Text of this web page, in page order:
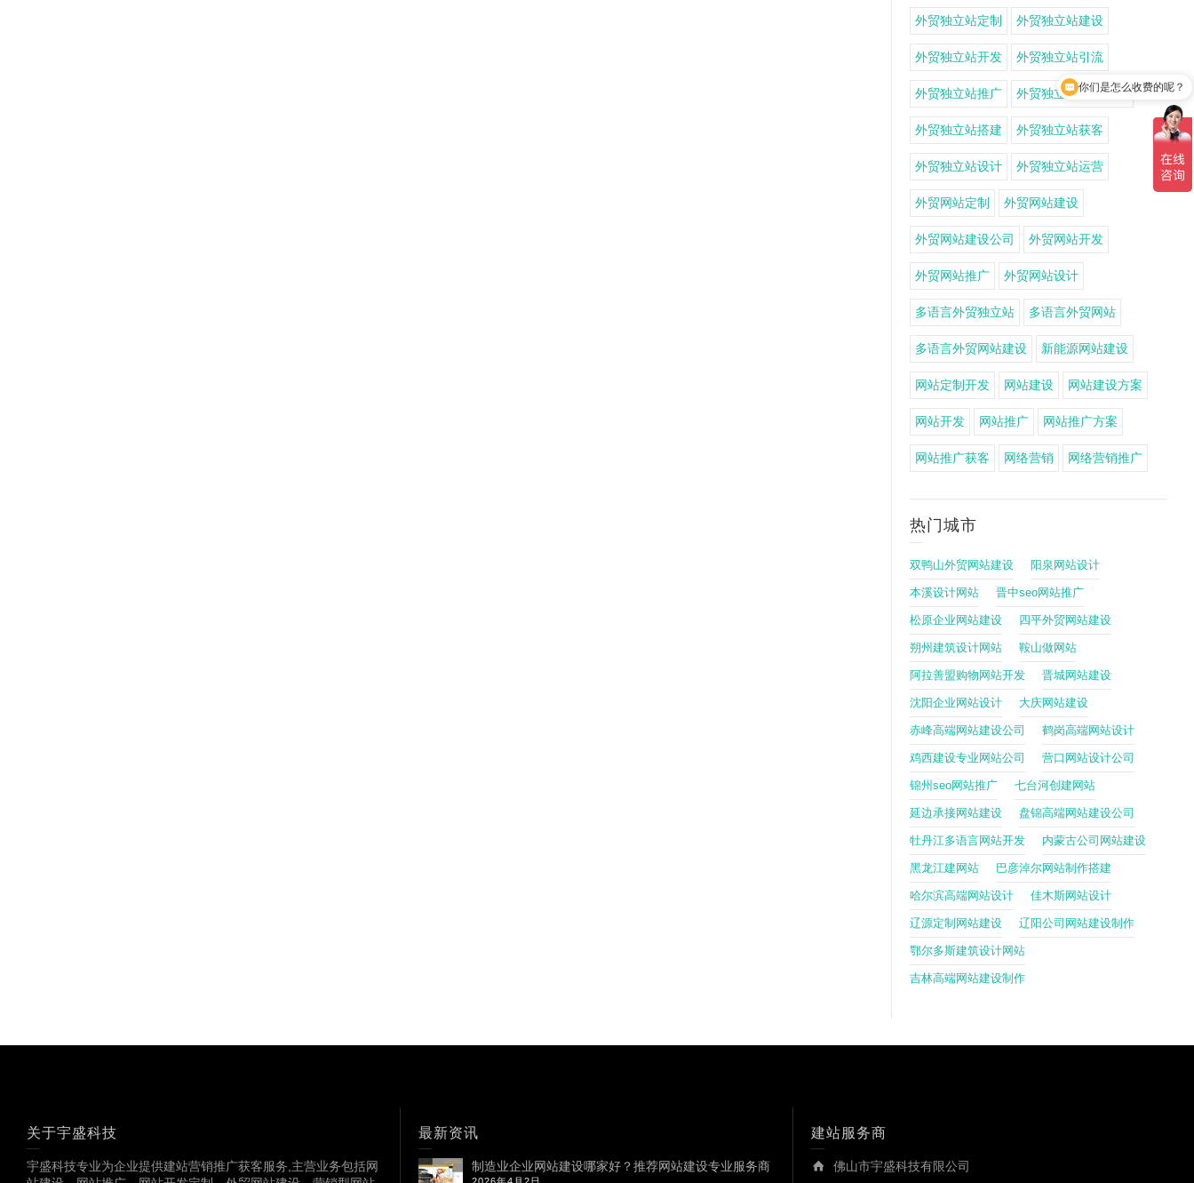
外贸独立站定制 外贸独立站建设
外贸独立站开发 外贸独立站引流
外贸独立站推广 外贸独立站推广方案
外贸独立站搭建 外贸独立站获客
外贸独立站设计 外贸独立站运营
外贸网站定制 外贸网站建设
外贸网站建设公司 外贸网站开发
外贸网站推广 外贸网站设计
多语言外贸独立站 多语言外贸网站
多语言外贸网站建设 新能源网站建设
网站定制开发 网站建设 网站建设方案
网站开发 网站推广 网站推广方案
网站推广获客 网络营销 网络营销推广
热门城市
双鸭山外贸网站建设 阳泉网站设计
本溪设计网站 晋中seo网站推广
松原企业网站建设 四平外贸网站建设
朔州建筑设计网站 鞍山做网站
阿拉善盟购物网站开发 晋城网站建设
沈阳企业网站设计 大庆网站建设
赤峰高端网站建设公司 鹤岗高端网站设计
鸡西建设专业网站公司 营口网站设计公司
锦州seo网站推广 七台河创建网站
延边承接网站建设 盘锦高端网站建设公司
牡丹江多语言网站开发 内蒙古公司网站建设
黑龙江建网站 巴彦淖尔网站制作搭建
哈尔滨高端网站设计 佳木斯网站设计
辽源定制网站建设 辽阳公司网站建设制作
鄂尔多斯建筑设计网站
吉林高端网站建设制作
关于宇盛科技
宇盛科技专业为企业提供建站营销推广获客服务,主营业务包括网
最新资讯
制造业企业网站建设哪家好？推荐网站建设专业服务商
建站服务商
佛山市宇盛科技有限公司
你们是怎么收费的呢？